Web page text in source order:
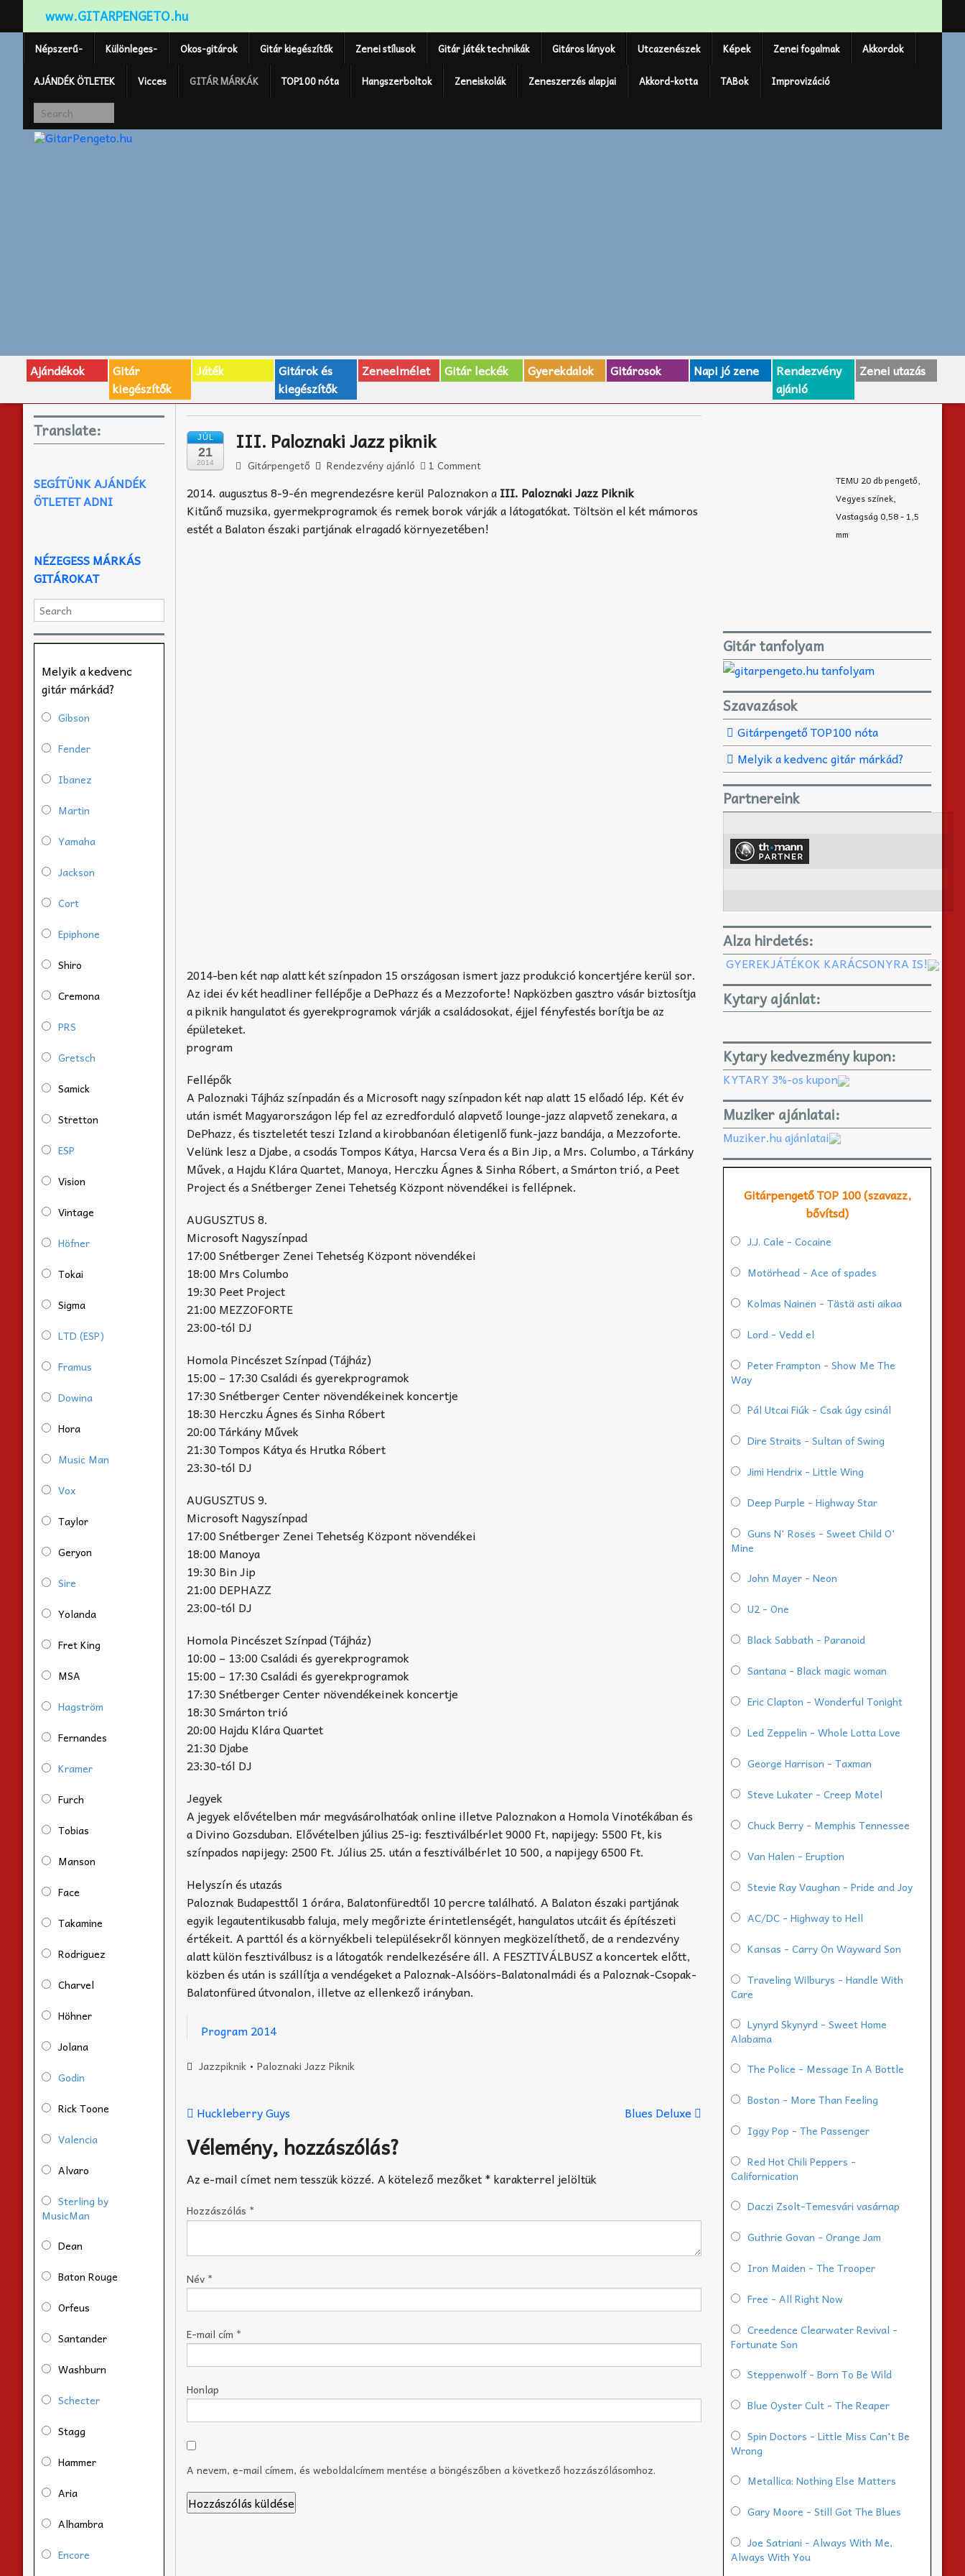
www.GITARPENGETO.hu
Népszerű- Különleges- Okos-gitárok Gitár kiegészítők Zenei stílusok Gitár játék technikák Gitáros lányok Utcazenészek Képek Zenei fogalmak Akkordok
AJÁNDÉK ÖTLETEK Vicces GITÁR MÁRKÁK TOP100 nóta Hangszerboltok Zeneiskolák Zeneszerzés alapjai Akkord-kotta TABok Improvizáció
Ajándékok
Gitár
kiegészítők
Játék
Gitárok és
kiegészítők
Zeneelmélet Gitár leckék Gyerekdalok Gitárosok Napi jó zene
Rendezvény
ajánló
Zenei utazás
JÚL
21
2014
III. Paloznaki Jazz piknik
Gitárpengető Rendezvény ajánló 1 Comment
2014. augusztus 8-9-én megrendezésre kerül Paloznakon aIII. Paloznaki Jazz Piknik
Kitűnő muzsika, gyermekprogramok és remek borok várják a látogatókat. Töltsön el két mámoros
estét a Balaton északi partjának elragadó környezetében!
2014-ben két nap alatt két színpadon 15 országosan ismert jazz produkció koncertjére kerül sor.
Az idei év két headliner fellépője a DePhazz és a Mezzoforte! Napközben gasztro vásár biztosítja
a piknik hangulatot és gyerekprogramok várják a családosokat, éjjel fényfestés borítja be az
épületeket.
program
Fellépők
A Paloznaki Tájház színpadán és a Microsoft nagy színpadon két nap alatt 15 előadó lép. Két év
után ismét Magyarországon lép fel az ezredforduló alapvető lounge-jazz alapvető zenekara, a
DePhazz, és tiszteletét teszi Izland a kirobbanóan életigenlő funk-jazz bandája, a Mezzoforte.
Velünk lesz a Djabe, a csodás Tompos Kátya, Harcsa Vera és a Bin Jip, a Mrs. Columbo, a Tárkány
Művek, a Hajdu Klára Quartet, Manoya, Herczku Ágnes & Sinha Róbert, a Smárton trió, a Peet
Project és a Snétberger Zenei Tehetség Központ növendékei is fellépnek.
AUGUSZTUS 8.
Microsoft Nagyszínpad
17:00 Snétberger Zenei Tehetség Központ növendékei
18:00 Mrs Columbo
19:30 Peet Project
21:00 MEZZOFORTE
23:00-tól DJ
Homola Pincészet Színpad (Tájház)
15:00 – 17:30 Családi és gyerekprogramok
17:30 Snétberger Center növendékeinek koncertje
18:30 Herczku Ágnes és Sinha Róbert
20:00 Tárkány Művek
21:30 Tompos Kátya és Hrutka Róbert
23:30-tól DJ
AUGUSZTUS 9.
Microsoft Nagyszínpad
17:00 Snétberger Zenei Tehetség Központ növendékei
18:00 Manoya
19:30 Bin Jip
21:00 DEPHAZZ
23:00-tól DJ
Homola Pincészet Színpad (Tájház)
10:00 – 13:00 Családi és gyerekprogramok
15:00 – 17:30 Családi és gyerekprogramok
17:30 Snétberger Center növendékeinek koncertje
18:30 Smárton trió
20:00 Hajdu Klára Quartet
21:30 Djabe
23:30-tól DJ
Jegyek
A jegyek elővételben már megvásárolhatóak online illetve Paloznakon a Homola Vinotékában és
a Divino Gozsduban. Elővételben július 25-ig: fesztiválbérlet 9000 Ft, napijegy: 5500 Ft, kis
színpados napijegy: 2500 Ft. Július 25. után a fesztiválbérlet 10 500, a napijegy 6500 Ft.
Helyszín és utazás
Paloznak Budapesttől 1 órára, Balatonfüredtől 10 percre található. A Balaton északi partjának
egyik legautentikusabb faluja, mely megőrizte érintetlenségét, hangulatos utcáit és építészeti
értékeit. A parttól és a környékbeli településekről könnyen megközelíthető, de a rendezvény
alatt külön fesztiválbusz is a látogatók rendelkezésére áll. A FESZTIVÁLBUSZ a koncertek előtt,
közben és után is szállítja a vendégeket a Paloznak-Alsóörs-Balatonalmádi és a Paloznak-Csopak-
Balatonfüred útvonalon, illetve az ellenkező irányban.
Program 2014
Jazzpiknik• Paloznaki Jazz Piknik
Huckleberry Guys Blues Deluxe
Vélemény, hozzászólás?
Az e-mail címet nem tesszük közzé. A kötelező mezőket*karakterrel jelöltük
Hozzászólás *
Név *
E-mail cím *
Honlap
A nevem, e-mail címem, és weboldalcímem mentése a böngészőben a következő hozzászólásomhoz.
Translate:
SEGÍTÜNK AJÁNDÉK
ÖTLETET ADNI
NÉZEGESS MÁRKÁS
GITÁROKAT
Melyik a kedvenc
gitár márkád?
Gibson
Fender
Ibanez
Martin
Yamaha
Jackson
Cort
Epiphone
Shiro
Cremona
PRS
Gretsch
Samick
Stretton
ESP
Vision
Vintage
Höfner
Tokai
Sigma
LTD (ESP)
Framus
Dowina
Hora
Music Man
Vox
Taylor
Geryon
Sire
Yolanda
Fret King
MSA
Hagström
Fernandes
Kramer
Furch
Tobias
Manson
Face
Takamine
Rodriguez
Charvel
Höhner
Jolana
Godin
Rick Toone
Valencia
Alvaro
Sterling by
MusicMan
Dean
Baton Rouge
Orfeus
Santander
Washburn
Schecter
Stagg
Hammer
Aria
Alhambra
Encore
TEMU 20 db pengető,
Vegyes színek,
Vastagság 0,58 - 1,5
mm
Gitár tanfolyam
Szavazások
Gitárpengető TOP100 nóta
Melyik a kedvenc gitár márkád?
Partnereink
Alza hirdetés:
GYEREKJÁTÉKOK KARÁCSONYRA IS!
Kytary ajánlat:
Kytary kedvezmény kupon:
KYTARY 3%-os kupon
Muziker ajánlatai:
Muziker.hu ajánlatai
Gitárpengető TOP 100 (szavazz,
bővítsd)
J.J. Cale - Cocaine
Motörhead - Ace of spades
Kolmas Nainen - Tästä asti aikaa
Lord - Vedd el
Peter Frampton - Show Me The
Way
Pál Utcai Fiúk - Csak úgy csinál
Dire Straits - Sultan of Swing
Jimi Hendrix - Little Wing
Deep Purple - Highway Star
Guns N' Roses - Sweet Child O'
Mine
John Mayer - Neon
U2 - One
Black Sabbath - Paranoid
Santana - Black magic woman
Eric Clapton - Wonderful Tonight
Led Zeppelin - Whole Lotta Love
George Harrison - Taxman
Steve Lukater - Creep Motel
Chuck Berry - Memphis Tennessee
Van Halen - Eruption
Stevie Ray Vaughan - Pride and Joy
AC/DC - Highway to Hell
Kansas - Carry On Wayward Son
Traveling Wilburys - Handle With
Care
Lynyrd Skynyrd - Sweet Home
Alabama
The Police - Message In A Bottle
Boston - More Than Feeling
Iggy Pop - The Passenger
Red Hot Chili Peppers -
Californication
Daczi Zsolt-Temesvári vasárnap
Guthrie Govan - Orange Jam
Iron Maiden - The Trooper
Free - All Right Now
Creedence Clearwater Revival -
Fortunate Son
Steppenwolf - Born To Be Wild
Blue Oyster Cult - The Reaper
Spin Doctors - Little Miss Can't Be
Wrong
Metallica: Nothing Else Matters
Gary Moore - Still Got The Blues
Joe Satriani - Always With Me,
Always With You